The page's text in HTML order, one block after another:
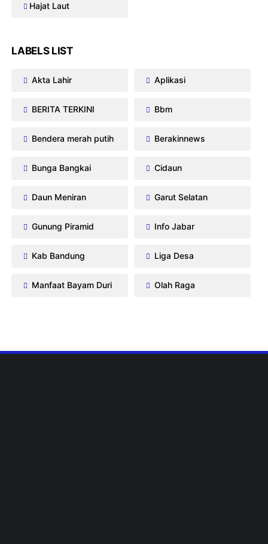
Hajat Laut
LABELS LIST
Akta Lahir Aplikasi
BERITA TERKINI Bbm
Bendera merah putih Berakinnews
Bunga Bangkai Cidaun
Daun Meniran Garut Selatan
Gunung Piramid Info Jabar
Kab Bandung Liga Desa
Manfaat Bayam Duri Olah Raga